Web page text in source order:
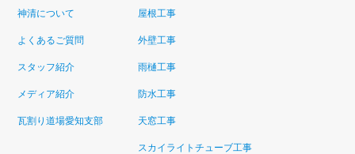
神清について
よくあるご質問
スタッフ紹介
メディア紹介
瓦割り道場愛知支部
屋根工事
外壁工事
雨樋工事
防水工事
天窓工事
スカイライトチューブ工事